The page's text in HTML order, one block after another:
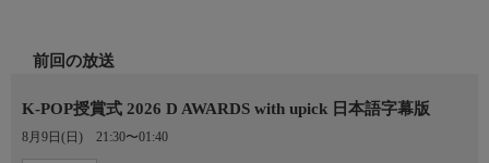
前回の放送
K-POP授賞式 2026 D AWARDS with upick 日本語字幕版
8月9日(日) 21:30〜01:40